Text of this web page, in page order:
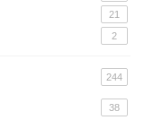
21
2
244
38